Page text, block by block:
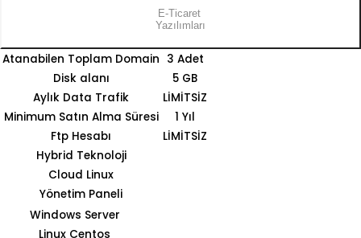
E-Ticaret
Yazılımları
Atanabilen Toplam Domain 3 Adet
Disk alanı
5 GB
Aylık Data Trafik
LİMİTSİZ
Minimum Satın Alma Süresi
1 Yıl
Ftp Hesabı
LİMİTSİZ
Hybrid Teknoloji
Cloud Linux
Yönetim Paneli
Windows Server
Linux Centos